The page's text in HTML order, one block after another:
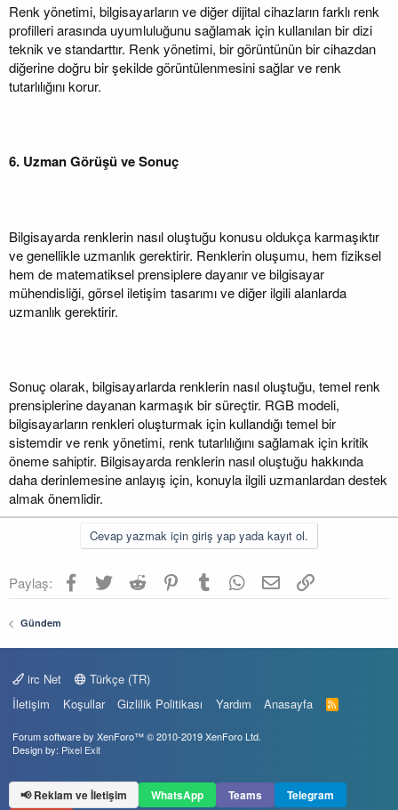
Renk yönetimi, bilgisayarların ve diğer dijital cihazların farklı renk
profilleri arasında uyumluluğunu sağlamak için kullanılan bir dizi
teknik ve standarttır. Renk yönetimi, bir görüntünün bir cihazdan
diğerine doğru bir şekilde görüntülenmesini sağlar ve renk
tutarlılığını korur.
6. Uzman Görüşü ve Sonuç
Bilgisayarda renklerin nasıl oluştuğu konusu oldukça karmaşıktır
ve genellikle uzmanlık gerektirir. Renklerin oluşumu, hem fiziksel
hem de matematiksel prensiplere dayanır ve bilgisayar
mühendisliği, görsel iletişim tasarımı ve diğer ilgili alanlarda
uzmanlık gerektirir.
Sonuç olarak, bilgisayarlarda renklerin nasıl oluştuğu, temel renk
prensiplerine dayanan karmaşık bir süreçtir. RGB modeli,
bilgisayarların renkleri oluşturmak için kullandığı temel bir
sistemdir ve renk yönetimi, renk tutarlılığını sağlamak için kritik
öneme sahiptir. Bilgisayarda renklerin nasıl oluştuğu hakkında
daha derinlemesine anlayış için, konuyla ilgili uzmanlardan destek
almak önemlidir.
Cevap yazmak için giriş yap yada kayıt ol.
Paylaş: Facebook
TwitterReddit PinterestTumblr WhatsApp
E-postaLink
Gündem
irc Net
Türkçe (TR)
İletişim
Koşullar Gizlilik Politikası Yardım Anasayfa
R
S
Forum software by XenForo™© 2010-2019 XenForo Ltd.
Design by: Pixel Exit
📢 Reklam ve İletişim WhatsApp Teams Telegram